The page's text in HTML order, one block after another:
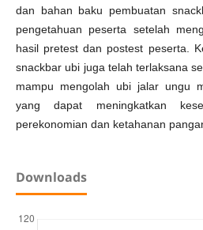
dan bahan baku pembuatan
pengetahuan peserta setelah
hasil pretest dan postest peserta.
snackbar ubi juga telah terlaksana
mampu mengolah ubi jalar ungu
yang dapat meningkatkan
perekonomian dan ketahanan
Downloads